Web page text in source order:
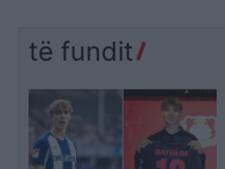
të fundit